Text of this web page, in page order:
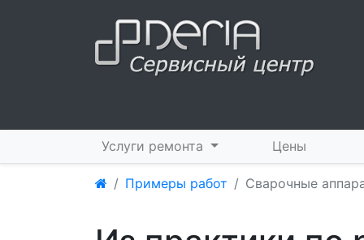
Услуги ремонта Цены
Примеры работ Сварочные